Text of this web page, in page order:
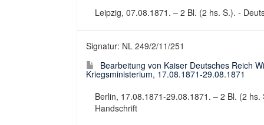
Leipzig, 07.08.1871. – 2 Bl. (2 hs. S.). -
Signatur: NL 249/2/11/251
Bearbeitung von Kaiser Deutsches Reich
Kriegsministerium, 17.08.1871-29.08.1871
Berlin, 17.08.1871-29.08.1871. – 2 Bl. (2
Handschrift